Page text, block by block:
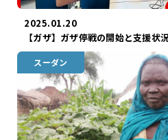
2025.01.20
【ガザ】ガザ停戦の開始と支援状
スーダン